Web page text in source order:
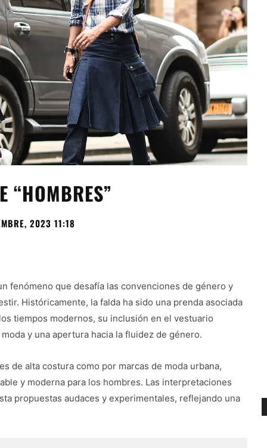
“HOMBRES”
2023 11:18
fenómeno que desafía las convenciones de género y
Históricamente, la falda ha sido una prenda asociada
tiempos modernos, su inclusión en el vestuario
y una apertura hacia la fluidez de género.
de alta costura como por marcas de moda urbana,
y moderna para los hombres. Las interpretaciones
propuestas audaces y experimentales, reflejando una